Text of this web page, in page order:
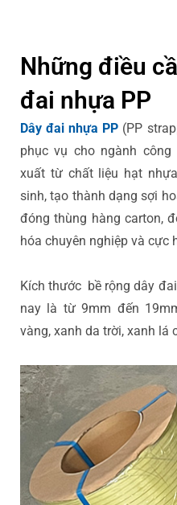
Những điều
đai nhựa PP
Dây đai nhựa PP (PP
phục vụ cho ngành
xuất từ chất liệu hạt
sinh, tạo thành dạng sợi
đóng thùng hàng carton,
hóa chuyên nghiệp và cực
Kích thước bề rộng dây
nay là từ 9mm đến
vàng, xanh da trời, xanh lá